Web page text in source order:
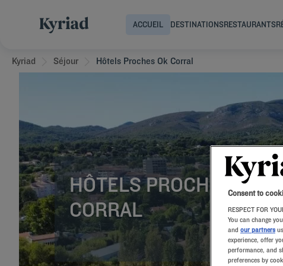
ACCUEIL DESTINATIONSRESTAURANTS
Kyriad Séjour Hôtels Proches Ok Corral
HÔTELS PROCHES D’OK
CORRAL
Consent to
RESPECT FOR
You can change
and our partners
experience, offer
performance, and
preferences by